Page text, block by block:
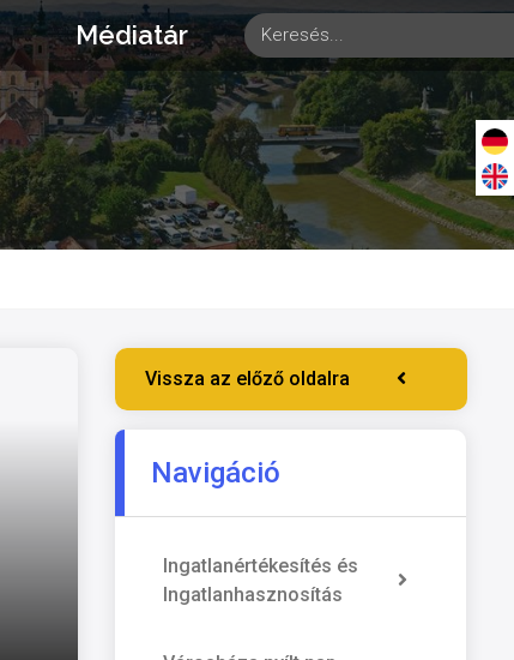
Médiatár
Vissza az előző oldalra
Navigáció
Ingatlanértékesítés és
Ingatlanhasznosítás